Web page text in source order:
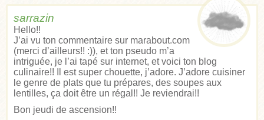
sarrazin
Hello!!
J’ai vu ton commentaire sur marabout.com
(merci d’ailleurs!! :)), et ton pseudo m’a
intriguée, je l’ai tapé sur internet, et voici ton blog
culinaire!! Il est super chouette, j’adore. J’adore cuisiner
le genre de plats que tu prépares, des soupes aux
lentilles, ça doit être un régal!! Je reviendrai!!
Bon jeudi de ascension!!